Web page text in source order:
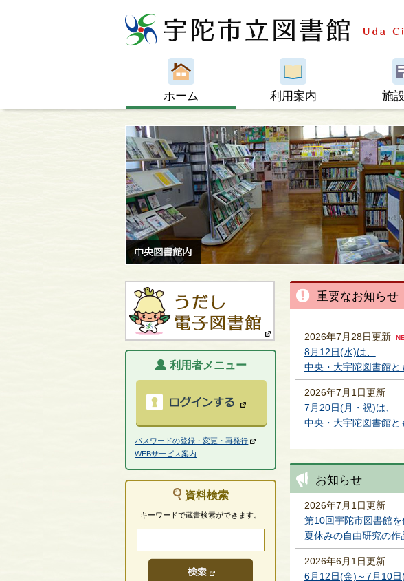
ホーム 利用案内 施
利用者メニュー
パスワードの登録・変更・再発行
WEBサービス案内
資料検索
キーワードで蔵書検索ができます。
重要なお知らせ
2026年7月28日更新
8月12日(水)は、
中央・大宇陀図書館と
2026年7月1日更新
7月20日(月・祝)は、
中央・大宇陀図書館と
お知らせ
2026年7月1日更新
第10回宇陀市図書館
夏休みの自由研究の作
2026年6月1日更新
6月12日(金)～7月10日(